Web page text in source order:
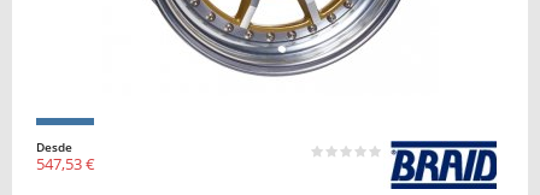
Desde
547,53 €